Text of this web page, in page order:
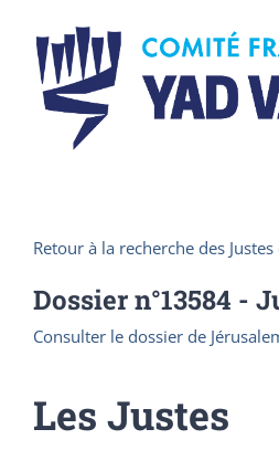
content
Retour à la recherche des
Dossier n°13584 -
Consulter le dossier de
Les Justes